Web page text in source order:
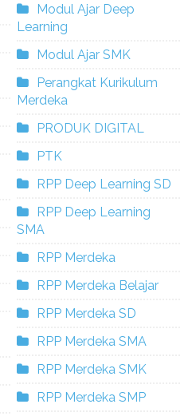
Modul Ajar Deep
Learning
Modul Ajar SMK
Perangkat Kurikulum
Merdeka
PRODUK DIGITAL
PTK
RPP Deep Learning SD
RPP Deep Learning
SMA
RPP Merdeka
RPP Merdeka Belajar
RPP Merdeka SD
RPP Merdeka SMA
RPP Merdeka SMK
RPP Merdeka SMP